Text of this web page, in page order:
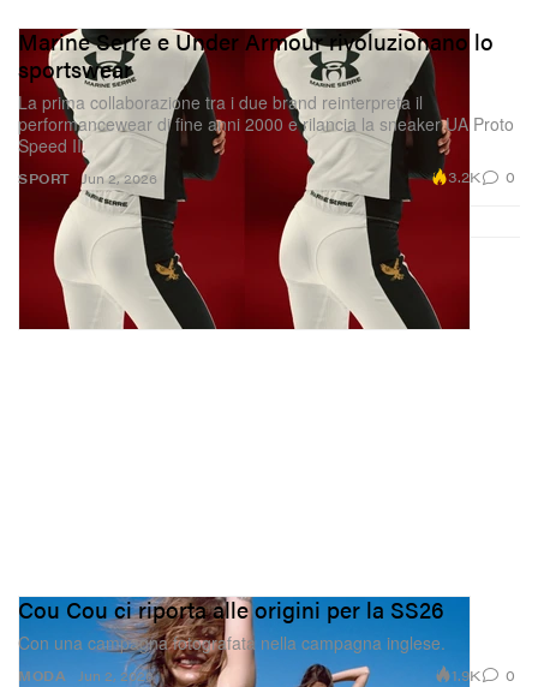
SPORT
Marine Serre e Under Armour rivoluzionano lo
sportswear
La prima collaborazione tra i due brand reinterpreta il
performancewear di fine anni 2000 e rilancia la sneaker UA Proto
Speed II.
Jun 2, 2026 3.2K 0
MODA
Cou Cou ci riporta alle origini per la SS26
Con una campagna fotografata nella campagna inglese.
Jun 2, 2026 1.9K 0